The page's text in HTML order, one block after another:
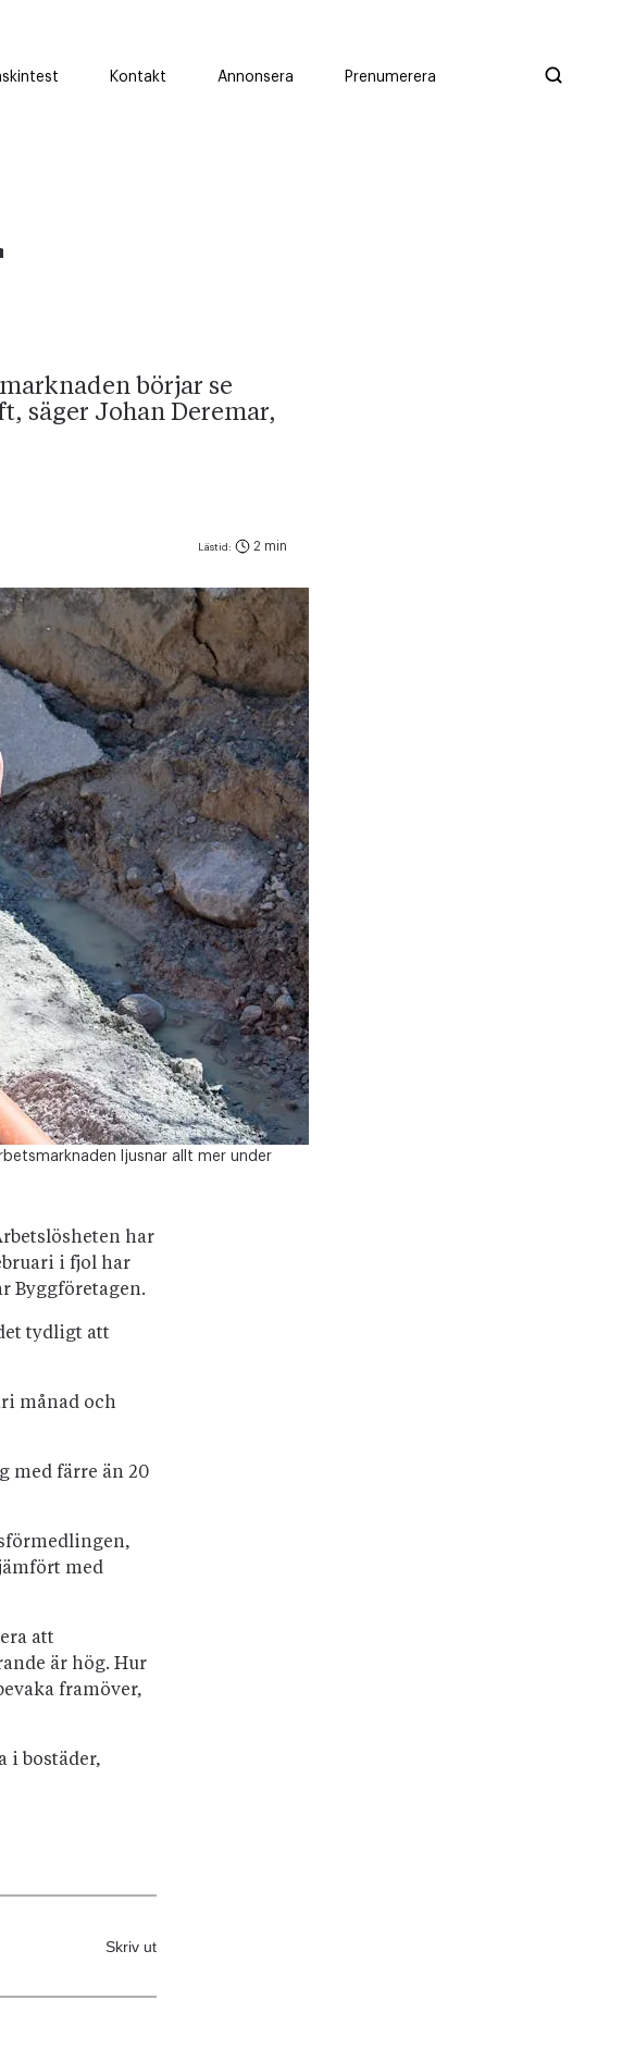
Kontakt Annonsera Prenumerera
börjar se
säger Johan Deremar,
Lästid: 2 min
ljusnar allt mer under
har
i fjol har
Byggföretagen.
tydligt att
månad och
med färre än 20
med
att
är hög. Hur
framöver,
i bostäder,
Skriv ut